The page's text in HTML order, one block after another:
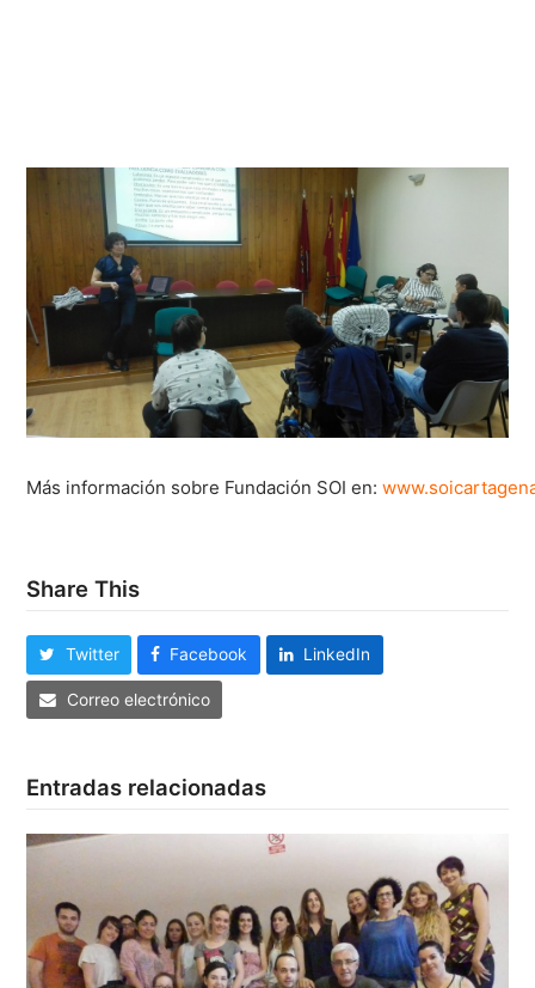
Más información sobre Fundación SOI en:
Share This
Twitter Facebook LinkedIn
Correo electrónico
Entradas relacionadas